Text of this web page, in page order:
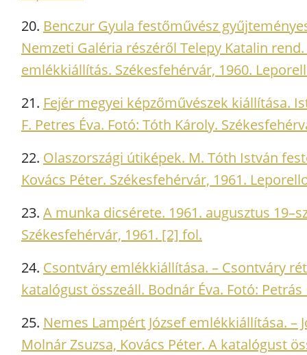
20. Benczur Gyula festőművész
Nemzeti Galéria részéről Telepy Katalin
emlékkiállítás. Székesfehérvár, 1960.
21. Fejér megyei képzőművészek kiállítása.
F. Petres Éva. Fotó: Tóth Károly.
22. Olaszországi útiképek. M. Tóth István
Kovács Péter. Székesfehérvár, 1961.
23. A munka dicsérete. 1961. augusztus
Székesfehérvár, 1961. [2] fol.
24. Csontváry emlékkiállítása. – Csontváry
katalógust összeáll. Bodnár Éva. Fotó:
25. Nemes Lampért József emlékkiállítása. –
Molnár Zsuzsa, Kovács Péter. A katalógust